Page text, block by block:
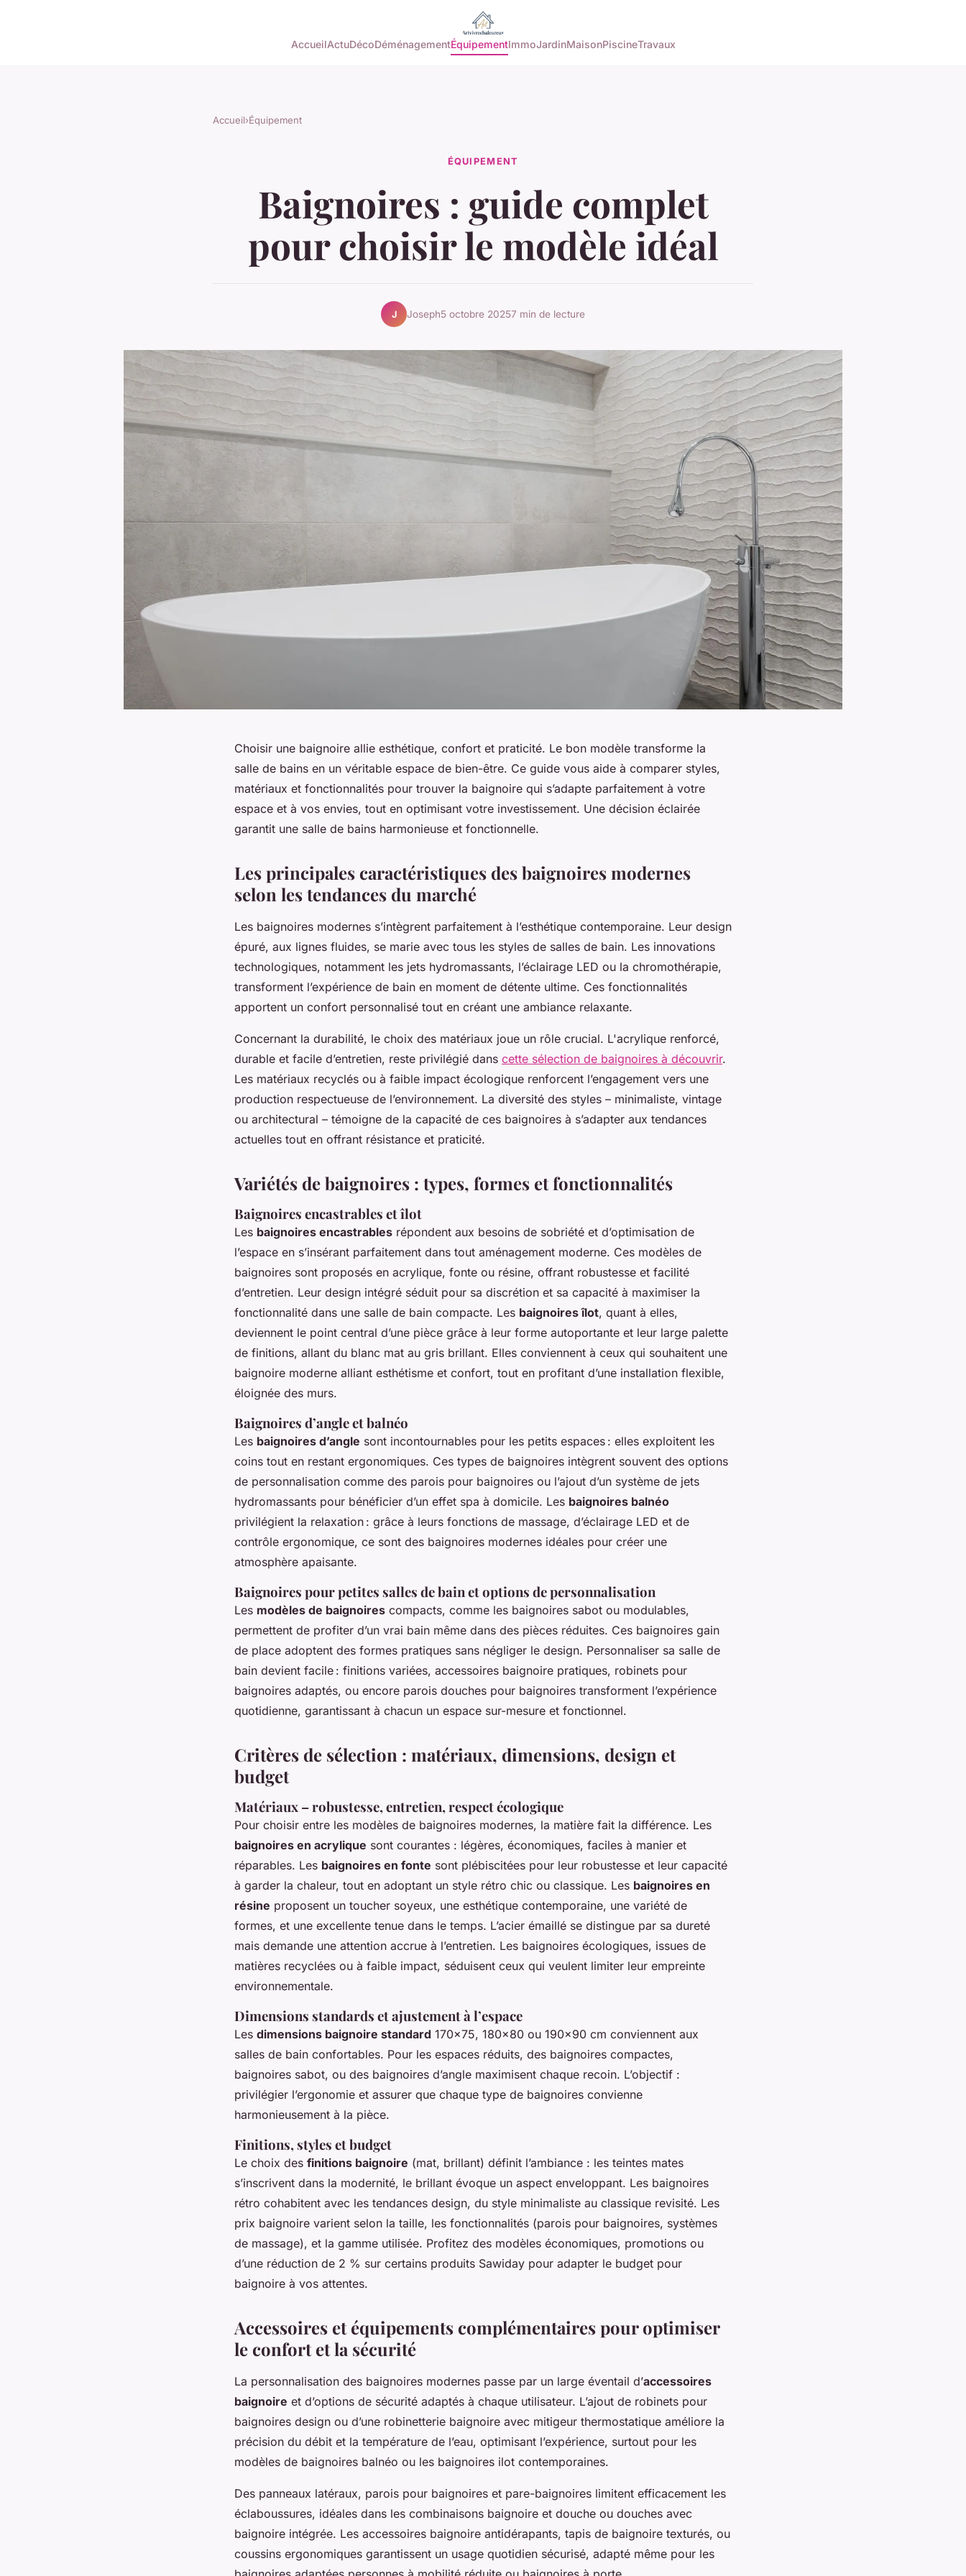
AccueilActuDécoDéménagementÉquipementImmoJardinMaisonPiscineTravaux
Accueil›Équipement
ÉQUIPEMENT
Baignoires : guide complet
pour choisir le modèle idéal
J Joseph5 octobre 20257 min de lecture
Choisir une baignoire allie esthétique, confort et praticité. Le bon modèle transforme la
salle de bains en un véritable espace de bien-être. Ce guide vous aide à comparer styles,
matériaux et fonctionnalités pour trouver la baignoire qui s’adapte parfaitement à votre
espace et à vos envies, tout en optimisant votre investissement. Une décision éclairée
garantit une salle de bains harmonieuse et fonctionnelle.
Les principales caractéristiques des baignoires modernes
selon les tendances du marché
Les baignoires modernes s’intègrent parfaitement à l’esthétique contemporaine. Leur design
épuré, aux lignes fluides, se marie avec tous les styles de salles de bain. Les innovations
technologiques, notamment les jets hydromassants, l’éclairage LED ou la chromothérapie,
transforment l’expérience de bain en moment de détente ultime. Ces fonctionnalités
apportent un confort personnalisé tout en créant une ambiance relaxante.
Concernant la durabilité, le choix des matériaux joue un rôle crucial. L'acrylique renforcé,
durable et facile d’entretien, reste privilégié dans cette sélection de baignoires à découvrir.
Les matériaux recyclés ou à faible impact écologique renforcent l’engagement vers une
production respectueuse de l’environnement. La diversité des styles – minimaliste, vintage
ou architectural – témoigne de la capacité de ces baignoires à s’adapter aux tendances
actuelles tout en offrant résistance et praticité.
Variétés de baignoires : types, formes et fonctionnalités
Baignoires encastrables et îlot
Les baignoires encastrables répondent aux besoins de sobriété et d’optimisation de
l’espace en s’insérant parfaitement dans tout aménagement moderne. Ces modèles de
baignoires sont proposés en acrylique, fonte ou résine, offrant robustesse et facilité
d’entretien. Leur design intégré séduit pour sa discrétion et sa capacité à maximiser la
fonctionnalité dans une salle de bain compacte. Les baignoires îlot, quant à elles,
deviennent le point central d’une pièce grâce à leur forme autoportante et leur large palette
de finitions, allant du blanc mat au gris brillant. Elles conviennent à ceux qui souhaitent une
baignoire moderne alliant esthétisme et confort, tout en profitant d’une installation flexible,
éloignée des murs.
Baignoires d’angle et balnéo
Les baignoires d’angle sont incontournables pour les petits espaces : elles exploitent les
coins tout en restant ergonomiques. Ces types de baignoires intègrent souvent des options
de personnalisation comme des parois pour baignoires ou l’ajout d’un système de jets
hydromassants pour bénéficier d’un effet spa à domicile. Les baignoires balnéo
privilégient la relaxation : grâce à leurs fonctions de massage, d’éclairage LED et de
contrôle ergonomique, ce sont des baignoires modernes idéales pour créer une
atmosphère apaisante.
Baignoires pour petites salles de bain et options de personnalisation
Les modèles de baignoires compacts, comme les baignoires sabot ou modulables,
permettent de profiter d’un vrai bain même dans des pièces réduites. Ces baignoires gain
de place adoptent des formes pratiques sans négliger le design. Personnaliser sa salle de
bain devient facile : finitions variées, accessoires baignoire pratiques, robinets pour
baignoires adaptés, ou encore parois douches pour baignoires transforment l’expérience
quotidienne, garantissant à chacun un espace sur-mesure et fonctionnel.
Critères de sélection : matériaux, dimensions, design et
budget
Matériaux – robustesse, entretien, respect écologique
Pour choisir entre les modèles de baignoires modernes, la matière fait la différence. Les
baignoires en acrylique sont courantes : légères, économiques, faciles à manier et
réparables. Les baignoires en fonte sont plébiscitées pour leur robustesse et leur capacité
à garder la chaleur, tout en adoptant un style rétro chic ou classique. Les baignoires en
résine proposent un toucher soyeux, une esthétique contemporaine, une variété de
formes, et une excellente tenue dans le temps. L’acier émaillé se distingue par sa dureté
mais demande une attention accrue à l’entretien. Les baignoires écologiques, issues de
matières recyclées ou à faible impact, séduisent ceux qui veulent limiter leur empreinte
environnementale.
Dimensions standards et ajustement à l’espace
Les dimensions baignoire standard 170x75, 180x80 ou 190x90 cm conviennent aux
salles de bain confortables. Pour les espaces réduits, des baignoires compactes,
baignoires sabot, ou des baignoires d’angle maximisent chaque recoin. L’objectif :
privilégier l’ergonomie et assurer que chaque type de baignoires convienne
harmonieusement à la pièce.
Finitions, styles et budget
Le choix des finitions baignoire (mat, brillant) définit l’ambiance : les teintes mates
s’inscrivent dans la modernité, le brillant évoque un aspect enveloppant. Les baignoires
rétro cohabitent avec les tendances design, du style minimaliste au classique revisité. Les
prix baignoire varient selon la taille, les fonctionnalités (parois pour baignoires, systèmes
de massage), et la gamme utilisée. Profitez des modèles économiques, promotions ou
d’une réduction de 2 % sur certains produits Sawiday pour adapter le budget pour
baignoire à vos attentes.
Accessoires et équipements complémentaires pour optimiser
le confort et la sécurité
La personnalisation des baignoires modernes passe par un large éventail d’accessoires
baignoire et d’options de sécurité adaptés à chaque utilisateur. L’ajout de robinets pour
baignoires design ou d’une robinetterie baignoire avec mitigeur thermostatique améliore la
précision du débit et la température de l’eau, optimisant l’expérience, surtout pour les
modèles de baignoires balnéo ou les baignoires ilot contemporaines.
Des panneaux latéraux, parois pour baignoires et pare-baignoires limitent efficacement les
éclaboussures, idéales dans les combinaisons baignoire et douche ou douches avec
baignoire intégrée. Les accessoires baignoire antidérapants, tapis de baignoire texturés, ou
coussins ergonomiques garantissent un usage quotidien sécurisé, adapté même pour les